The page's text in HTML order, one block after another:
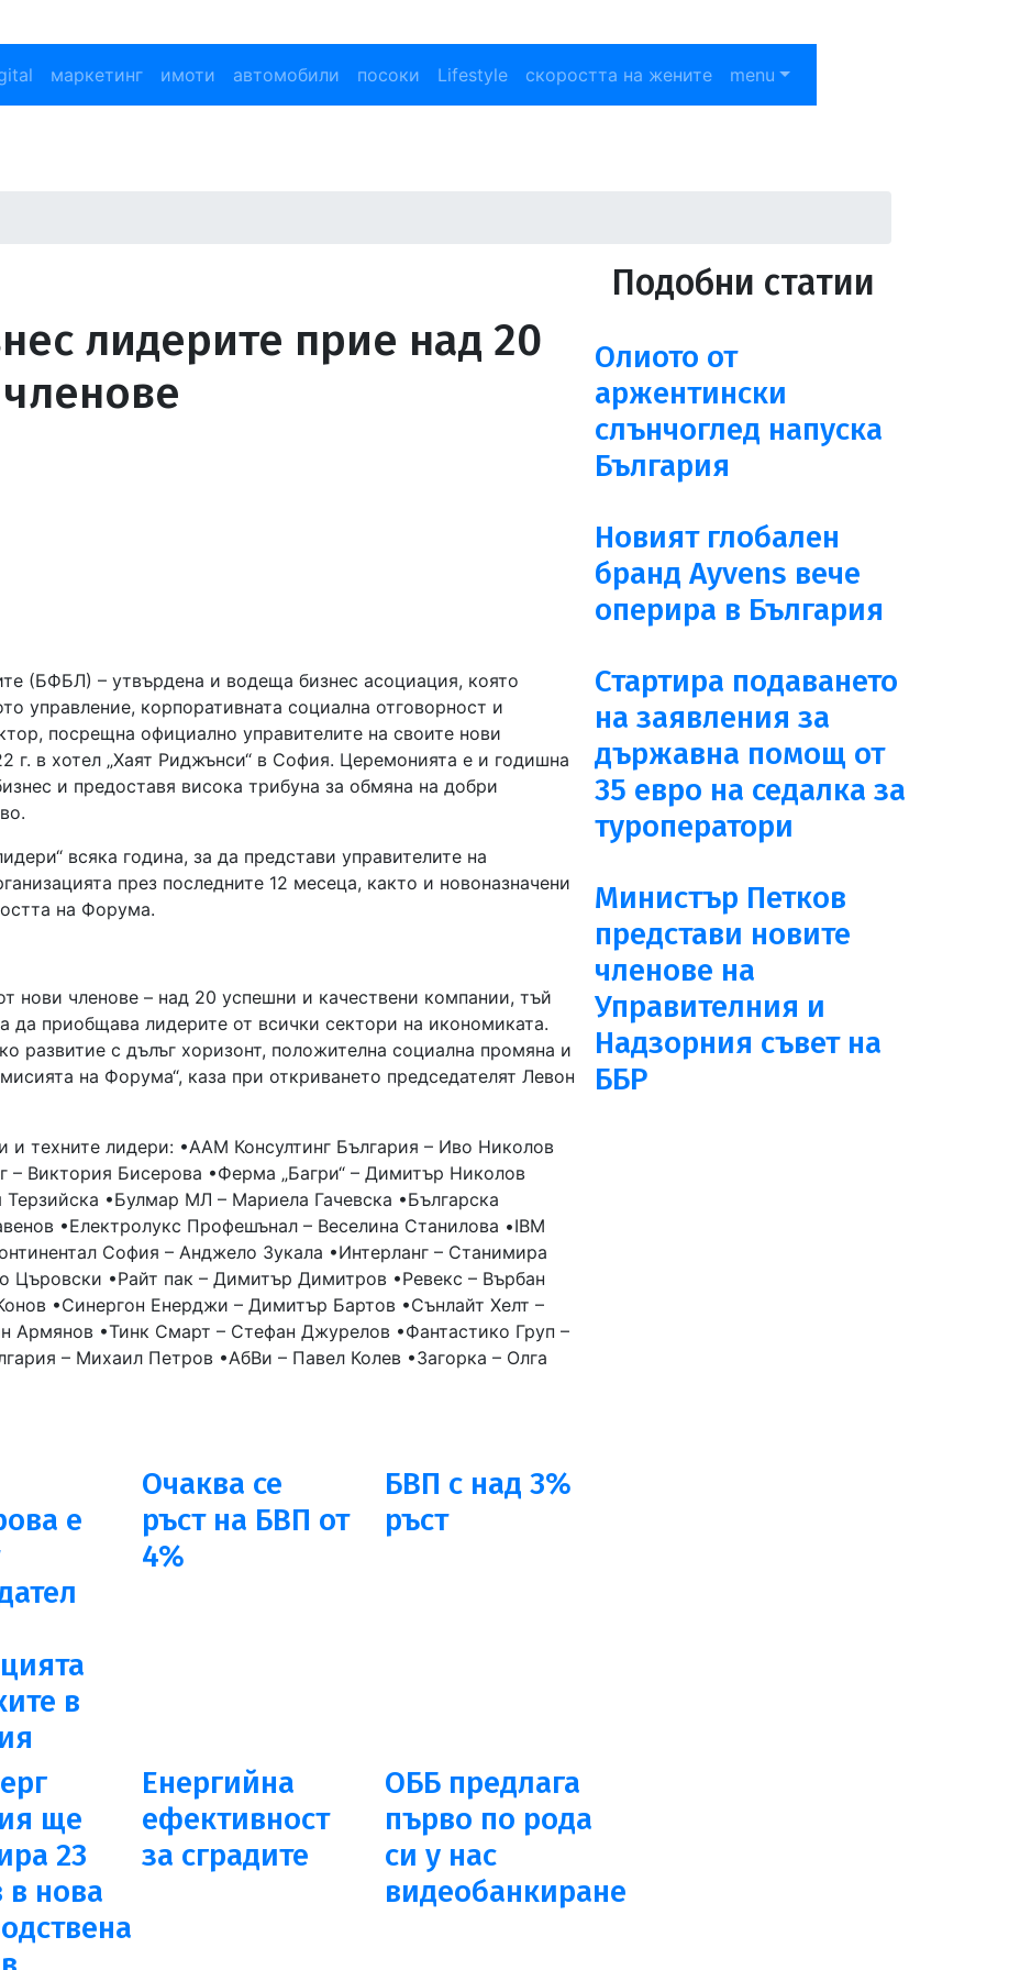
маркетинг имоти автомобили посоки Lifestyle скоростта на жените menu
лидерите прие над 20
(БФБЛ) – утвърдена и водеща бизнес асоциация, която
управление, корпоративната социална отговорност и
посрещна официално управителите на своите нови
г. в хотел „Хаят Риджънси“ в София. Церемонията е и годишна
и предоставя висока трибуна за обмяна на добри
всяка година, за да представи управителите на
през последните 12 месеца, както и новоназначени
на Форума.
нови членове – над 20 успешни и качествени компании, тъй
да приобщава лидерите от всички сектори на икономиката.
развитие с дълъг хоризонт, положителна социална промяна и
на Форума“, каза при откриването председателят Левон
и техните лидери: •ААМ Консултинг България – Иво Николов
– Виктория Бисерова •Ферма „Багри“ – Димитър Николов
•Булмар МЛ – Мариела Гачевска •Българска
•Електролукс Профешънал – Веселина Станилова •IBM
София – Анджело Зукала •Интерланг – Станимира
Църовски •Райт пак – Димитър Димитров •Ревекс – Върбан
•Синергон Енерджи – Димитър Бартов •Сънлайт Хелт –
Армянов •Тинк Смарт – Стефан Джурелов •Фантастико Груп –
– Михаил Петров •АбВи – Павел Колев •Загорка – Олга
е
в
Очаква се
ръст на БВП от
4%
БВП с над 3%
ръст
ще
23
в нова
Енергийна
ефективност
за сградите
ОББ предлага
първо по рода
си у нас
видеобанкиране
Подобни статии
Олиото от
аржентински
слънчоглед напуска
България
Новият глобален
бранд Ayvens вече
оперира в България
Стартира подаването
на заявления за
държавна помощ от
35 евро на седалка за
туроператори
Министър Петков
представи новите
членове на
Управителния и
Надзорния съвет на
ББР